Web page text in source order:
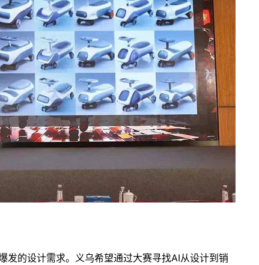
发的设计需求。义乌希望通过大赛寻找AI从设计到销